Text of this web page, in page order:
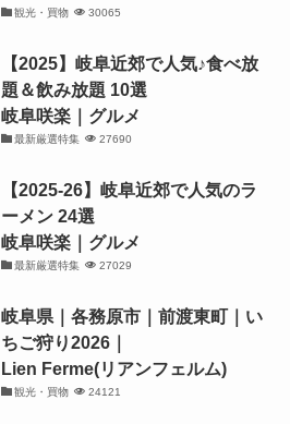
観光・買物 30065
【2025】岐阜近郊で人気♪食べ放
題＆飲み放題 10選
岐阜咲楽｜グルメ
最新厳選特集 27690
【2025-26】岐阜近郊で人気のラ
ーメン 24選
岐阜咲楽｜グルメ
最新厳選特集 27029
岐阜県｜各務原市｜前渡東町｜い
ちご狩り2026｜
Lien Ferme(リアンフェルム)
観光・買物 24121